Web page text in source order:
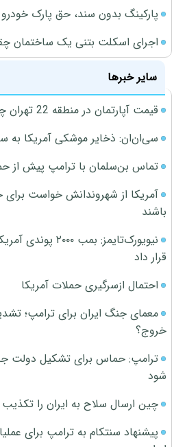
پارکینگ بدون سند، حق پارک
اجرای اسکلت بتنی یک ساختمان
سایر خبرها
قیمت آپارتمان در منطقه 22 تهران چقدر است؟
سی‌ان‌ان: ذخایر موشکی آمریکا
تماس بن‌سلمان با ترامپ پیش از
آمریکا از شهروندانش خواست برای
باشند
نیویورک‌تایمز:
قرار داد
احتمال ازسرگیری حملات آمریکا
معمای جنگ ایران برای ترامپ؛
خروج؟
ترامپ: حماس برای تشکیل دولت
شود
چین ارسال سلاح به ایران را
پیشنهاد سنتکام به ترامپ برای